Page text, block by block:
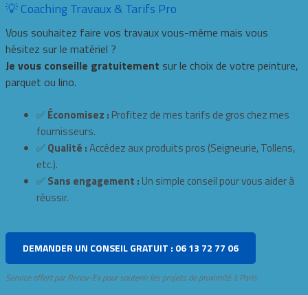
💡 Coaching Travaux & Tarifs Pro
Vous souhaitez faire vos travaux vous-même mais vous
hésitez sur le matériel ?
Je vous conseille gratuitement sur le choix de votre peinture,
parquet ou lino.
✅ Économisez : Profitez de mes tarifs de gros chez mes
fournisseurs.
✅ Qualité :Accédez aux produits pros (Seigneurie, Tollens,
etc.).
✅ Sans engagement : Un simple conseil pour vous aider à
réussir.
DEMANDER UN CONSEIL GRATUIT : 06 13 72 77 06
Service offert par Renov-Ex pour soutenir les projets de proximité à Paris.